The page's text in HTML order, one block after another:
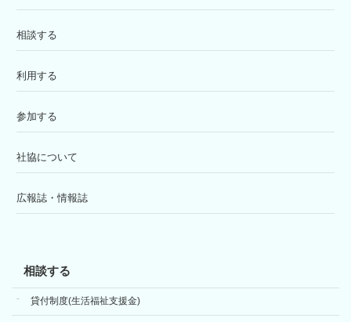
相談する
利用する
参加する
社協について
広報誌・情報誌
相談する
貸付制度(生活福祉支援金)